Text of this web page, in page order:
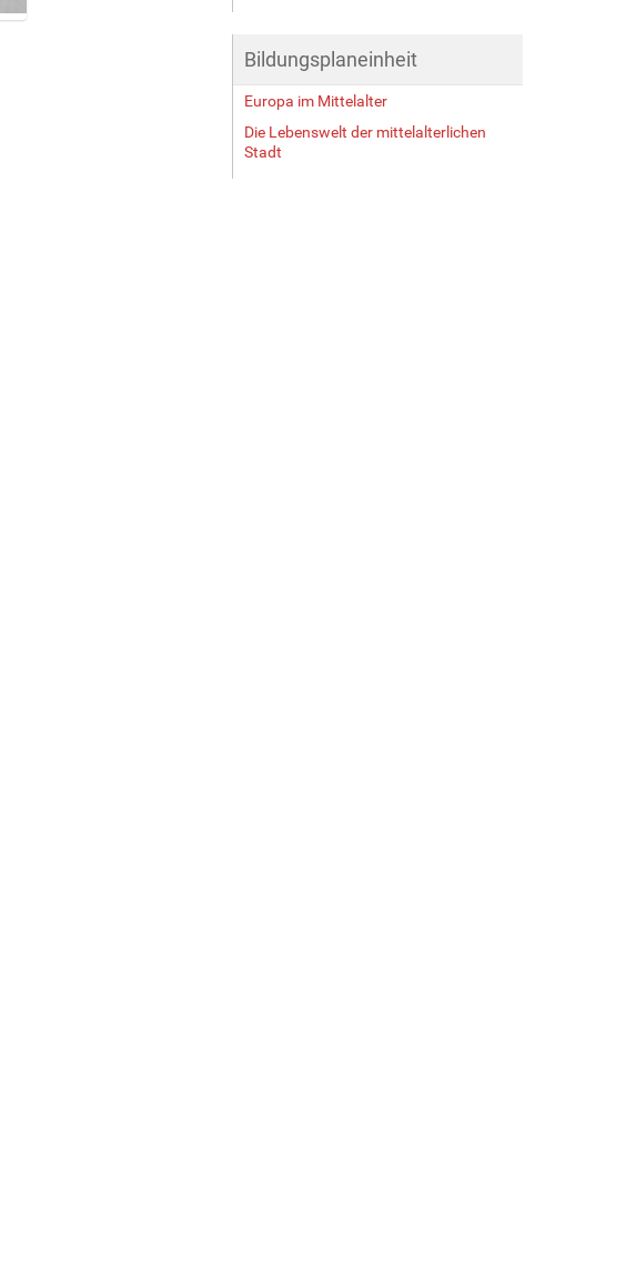
Bildungsplaneinheit
Europa im Mittelalter
Die Lebenswelt der mittelalterlichen
Stadt